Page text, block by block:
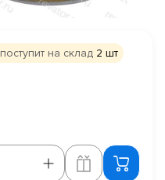
поступит на склад 2 шт